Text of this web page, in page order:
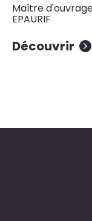
Maître d'ouvrage
EPAURIF
Découvrir